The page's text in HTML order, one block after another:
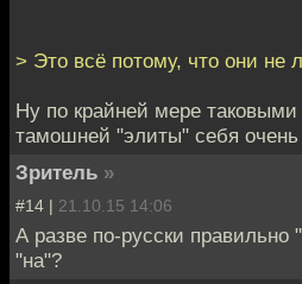
> Это всё потому, что они не
Ну по крайней мере таковыми
тамошней "элиты" себя очень
Зритель »
#14 | 21.10.15 14:06
А разве по-русски правильно
"на"?